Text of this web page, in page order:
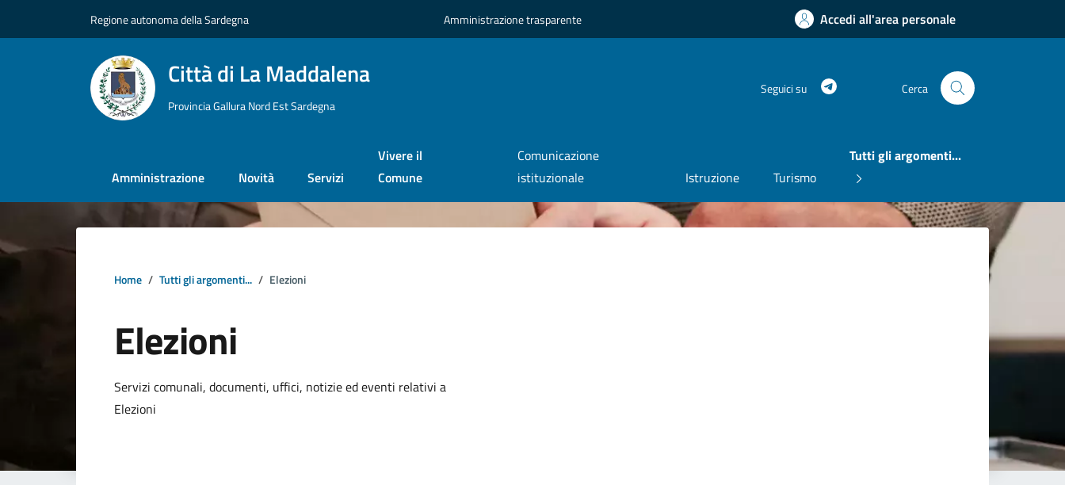
Regione autonoma della Sardegna Amministrazione trasparente Accedi all'area personale
Città di La Maddalena
Provincia Gallura Nord Est Sardegna
Seguici su Cerca
Amministrazione Novità Servizi
Vivere il
Comune
Comunicazione
istituzionale
Istruzione Turismo
Tutti gli argomenti...
Home Tutti gli argomenti... Elezioni
Elezioni
Dettagli della notizia
Servizi comunali, documenti, uffici, notizie ed eventi relativi a
Elezioni